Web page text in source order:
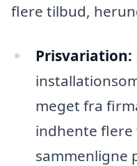
flere tilbud,
Prisvariation:
meget fra
indhente flere
sammenligne